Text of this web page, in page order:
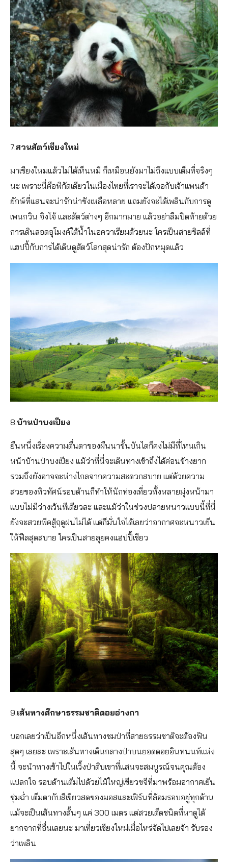
7.สวนสัตว์เชียงใหม่
มาเชียงใหมแล้วไม่ได้เห็นหมี ก็เหมือนยังมาไม่ถึงแบบเต็มที่จริงๆ
นะ เพราะนี่คือพิกัดเดียวในเมืองไทยที่เราจะได้เจอกับเจ้าแพนด้า
ยักษ์ที่แสนจะน่ารักน่าชังเหลือหลาย แถมยังจะได้เพลินกับการดู
เพนกวิน จิงโจ้ และสัตว์ต่างๆ อีกมากมาย แล้วอย่าลืมปิดท้ายด้วย
การเดินลอดอุโมงค์ใต้น้ำในอควาเรียมด้วยนะ ใครเป็นสายชิลล์ที่
แฮปปี้กับการได้เดินดูสัตว์โลกสุดน่ารัก ต้องปักหมุดแล้ว
8.บ้านป่าบงเปียง
ยืนหนึ่งเรื่องความตื่นตาของผืนนาขั้นบันไดก็คงไม่มีที่ไหนเกิน
หน้าบ้านป่าบงเปียง แม้ว่าที่นี่จะเดินทางเข้าถึงได้ค่อนข้างยาก
รวมถึงยังอาจจะห่างไกลจากความสะดวกสบาย แต่ด้วยความ
สวยของทิวทัศน์รอบด้านก็ทำให้นักท่องเที่ยวทั้งหลายมุ่งหน้ามา
แบบไม่มีว่างเว้นทีเดียวละ และแม้ว่าในช่วงปลายหนาวแบบนี้ที่นี่
ยังจะสวยพีคสู้ฤดูฝนไม่ได้ แต่ก็มั่นใจได้เลยว่าอากาศจะหนาวเย็น
ให้ฟีลสุดสบาย ใครเป็นสายลุยคงแฮปปี้เชียว
9.เส้นทางศึกษาธรรมชาติดอยอ่างกา
บอกเลยว่าเป็นอีกหนึ่งเส้นทางชมป่าที่สายธรรมชาติจะต้องฟิน
สุดๆ เลยละ เพราะเส้นทางเดินกลางป่าบนยอดดอยอินทนนท์แห่ง
นี้ จะนำทางเข้าไปในเวิ้งป่าดิบเขาที่แสนจะสมบูรณ์จนคุณต้อง
แปลกใจ รอบด้านเต็มไปด้วยไม้ใหญ่เขียวขจีที่มาพร้อมอากาศเย็น
ชุ่มฉ่ำ เต็มตากับสีเขียวสดของมอสและเฟิร์นที่ล้อมรอบอยู่ทุกด้าน
แม้จะเป็นเส้นทางสั้นๆ แค่ 300 เมตร แต่สวยเด็ดชนิดที่หาดูได้
ยากจากที่อื่นเลยนะ มาเที่ยวเชียงใหม่เมื่อไหร่จัดไปเลยจ้า รับรอง
ว่าเพลิน